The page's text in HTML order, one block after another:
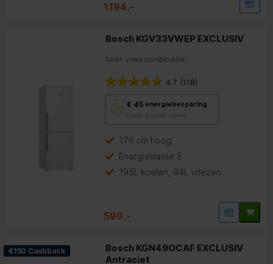
1.194,-
Bosch KGV33VWEP EXCLUSIV
Koel-vriescombinatie
4.7 (118)
€ 45 energiebesparing
Goede prijs/efficiëntie
Youreko’s
voor
energiebesparing.
176 cm hoog
Energieklasse E
195L koelen, 94L vriezen
599,-
€150 Cashback
Bosch KGN49OCAF EXCLUSIV
Antraciet